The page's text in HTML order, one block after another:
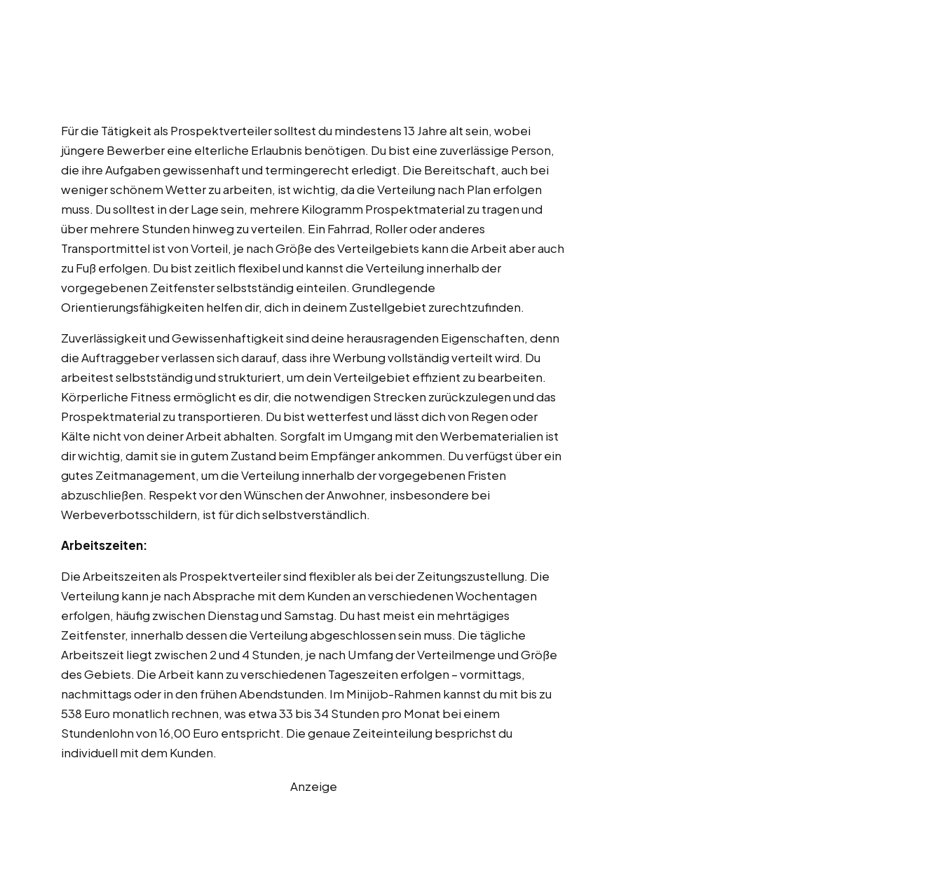
Für die Tätigkeit als Prospektverteiler solltest du mindestens 13 Jahre alt sein, wobei
jüngere Bewerber eine elterliche Erlaubnis benötigen. Du bist eine zuverlässige Person,
die ihre Aufgaben gewissenhaft und termingerecht erledigt. Die Bereitschaft, auch bei
weniger schönem Wetter zu arbeiten, ist wichtig, da die Verteilung nach Plan erfolgen
muss. Du solltest in der Lage sein, mehrere Kilogramm Prospektmaterial zu tragen und
über mehrere Stunden hinweg zu verteilen. Ein Fahrrad, Roller oder anderes
Transportmittel ist von Vorteil, je nach Größe des Verteilgebiets kann die Arbeit aber auch
zu Fuß erfolgen. Du bist zeitlich flexibel und kannst die Verteilung innerhalb der
vorgegebenen Zeitfenster selbstständig einteilen. Grundlegende
Orientierungsfähigkeiten helfen dir, dich in deinem Zustellgebiet zurechtzufinden.
Zuverlässigkeit und Gewissenhaftigkeit sind deine herausragenden Eigenschaften, denn
die Auftraggeber verlassen sich darauf, dass ihre Werbung vollständig verteilt wird. Du
arbeitest selbstständig und strukturiert, um dein Verteilgebiet effizient zu bearbeiten.
Körperliche Fitness ermöglicht es dir, die notwendigen Strecken zurückzulegen und das
Prospektmaterial zu transportieren. Du bist wetterfest und lässt dich von Regen oder
Kälte nicht von deiner Arbeit abhalten. Sorgfalt im Umgang mit den Werbematerialien ist
dir wichtig, damit sie in gutem Zustand beim Empfänger ankommen. Du verfügst über ein
gutes Zeitmanagement, um die Verteilung innerhalb der vorgegebenen Fristen
abzuschließen. Respekt vor den Wünschen der Anwohner, insbesondere bei
Werbeverbotsschildern, ist für dich selbstverständlich.
Arbeitszeiten:
Die Arbeitszeiten als Prospektverteiler sind flexibler als bei der Zeitungszustellung. Die
Verteilung kann je nach Absprache mit dem Kunden an verschiedenen Wochentagen
erfolgen, häufig zwischen Dienstag und Samstag. Du hast meist ein mehrtägiges
Zeitfenster, innerhalb dessen die Verteilung abgeschlossen sein muss. Die tägliche
Arbeitszeit liegt zwischen 2 und 4 Stunden, je nach Umfang der Verteilmenge und Größe
des Gebiets. Die Arbeit kann zu verschiedenen Tageszeiten erfolgen – vormittags,
nachmittags oder in den frühen Abendstunden. Im Minijob-Rahmen kannst du mit bis zu
538 Euro monatlich rechnen, was etwa 33 bis 34 Stunden pro Monat bei einem
Stundenlohn von 16,00 Euro entspricht. Die genaue Zeiteinteilung besprichst du
individuell mit dem Kunden.
Anzeige